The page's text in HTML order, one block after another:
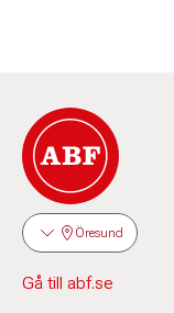
Öresund
Gå till abf.se